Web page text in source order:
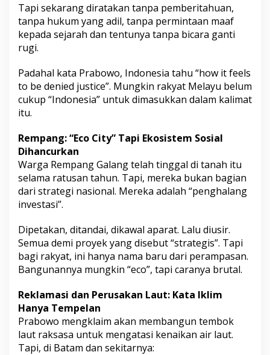
Tapi sekarang diratakan tanpa pemberitahuan,
tanpa hukum yang adil, tanpa permintaan maaf
kepada sejarah dan tentunya tanpa bicara ganti
rugi.
Padahal kata Prabowo, Indonesia tahu “how it feels
to be denied justice”. Mungkin rakyat Melayu belum
cukup “Indonesia” untuk dimasukkan dalam kalimat
itu.
Rempang: “Eco City” Tapi Ekosistem Sosial
Dihancurkan
Warga Rempang Galang telah tinggal di tanah itu
selama ratusan tahun. Tapi, mereka bukan bagian
dari strategi nasional. Mereka adalah “penghalang
investasi”.
Dipetakan, ditandai, dikawal aparat. Lalu diusir.
Semua demi proyek yang disebut “strategis”. Tapi
bagi rakyat, ini hanya nama baru dari perampasan.
Bangunannya mungkin “eco”, tapi caranya brutal.
Reklamasi dan Perusakan Laut: Kata Iklim
Hanya Tempelan
Prabowo mengklaim akan membangun tembok
laut raksasa untuk mengatasi kenaikan air laut.
Tapi, di Batam dan sekitarnya: